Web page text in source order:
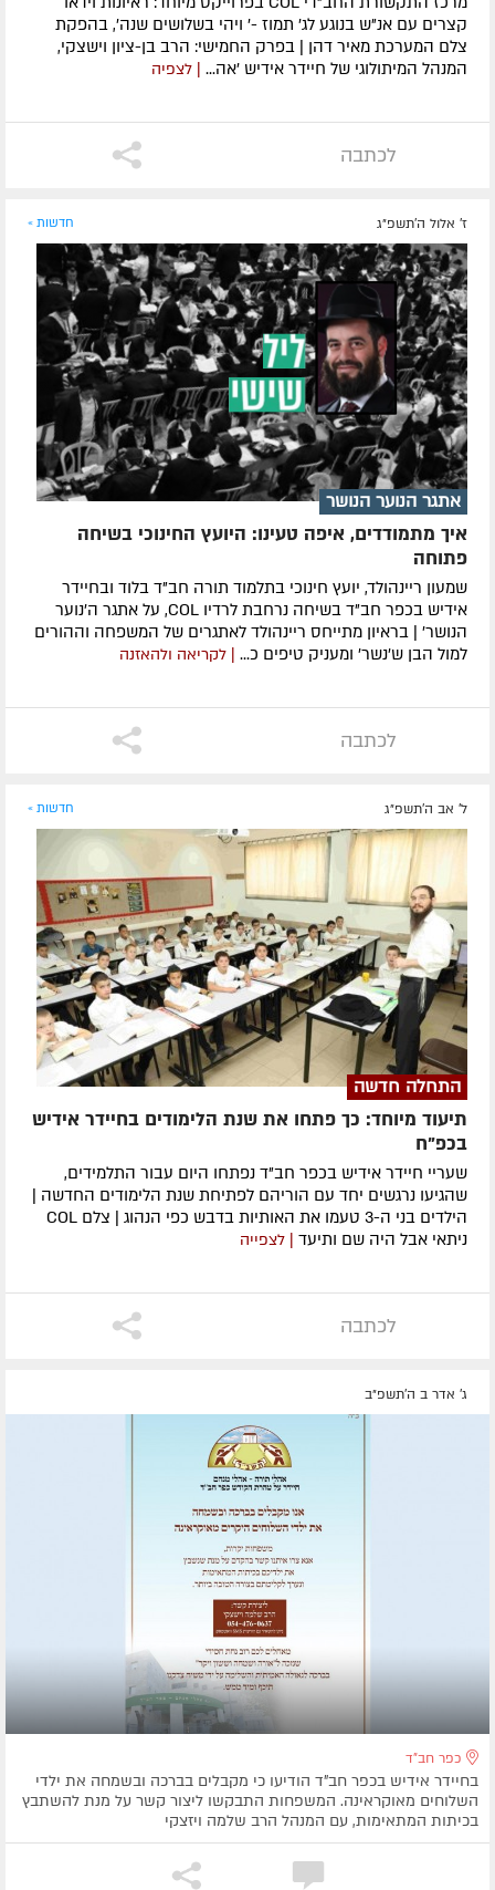
קצרים עם אנ"ש בנוגע לג' תמוז -' ויהי בשלושים שנה', בהפקת
צלם המערכת מאיר דהן | בפרק החמישי: הרב בן-ציון וישצקי,
המנהל המיתולוגי של חיידר אידיש 'אה...
| לצפיה
לכתבה
ז' אלול ה׳תשפ״ג חדשות »
אתגר הנוער הנושר
איך מתמודדים, איפה טעינו: היועץ החינוכי בשיחה
פתוחה
שמעון ריינהולד, יועץ חינוכי בתלמוד תורה חב"ד בלוד ובחיידר
אידיש בכפר חב"ד בשיחה נרחבת לרדיו COL, על אתגר ה'נוער
הנושר' | בראיון מתייחס ריינהולד לאתגרים של המשפחה וההורים
למול הבן ש'נשר' ומעניק טיפים כ... | לקריאה ולהאזנה
לכתבה
ל' אב ה׳תשפ״ג חדשות »
התחלה חדשה
תיעוד מיוחד: כך פתחו את שנת הלימודים בחיידר אידיש
בכפ"ח
שעריי חיידר אידיש בכפר חב"ד נפתחו היום עבור התלמידים,
שהגיעו נרגשים יחד עם הוריהם לפתיחת שנת הלימודים החדשה |
הילדים בני ה-3 טעמו את האותיות בדבש כפי הנהוג | צלם COL
ניתאי אבל היה שם ותיעד | לצפייה
לכתבה
ג' אדר ב ה׳תשפ״ב
כפר חב"ד
בחיידר אידיש בכפר חב"ד הודיעו כי מקבלים בברכה ובשמחה את ילדי
השלוחים מאוקראינה. המשפחות התבקשו ליצור קשר על מנת להשתבץ
בכיתות המתאימות, עם המנהל הרב שלמה ויזצקי